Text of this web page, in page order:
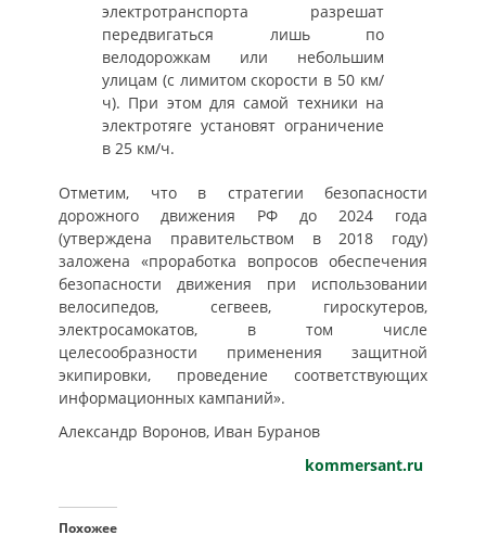
электротранспорта разрешат
передвигаться лишь по
велодорожкам или небольшим
улицам (с лимитом скорости в 50 км/
ч). При этом для самой техники на
электротяге установят ограничение
в 25 км/ч.
Отметим, что в стратегии безопасности
дорожного движения РФ до 2024 года
(утверждена правительством в 2018 году)
заложена «проработка вопросов обеспечения
безопасности движения при использовании
велосипедов, сегвеев, гироскутеров,
электросамокатов, в том числе
целесообразности применения защитной
экипировки, проведение соответствующих
информационных кампаний».
Александр Воронов, Иван Буранов
kommersant.ru
Похожее